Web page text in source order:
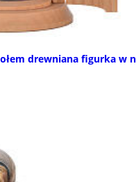
drewniana figurka w